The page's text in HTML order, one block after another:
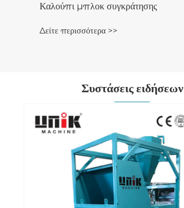
Καλούπι μπλοκ συγκράτησης
Δείτε περισσότερα >>
Συστάσεις ειδήσεων